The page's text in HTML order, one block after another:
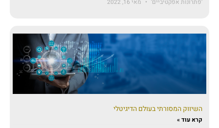
'פתרונות אפקטיביים'
מאי 16, 2022
השיווק המסורתי בעולם הדיגיטלי
קרא עוד »